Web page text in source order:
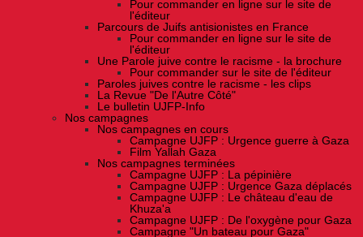
Pour commander en ligne sur le site de
l'éditeur
Parcours de Juifs antisionistes en France
Pour commander en ligne sur le site de
l'éditeur
Une Parole juive contre le racisme - la brochure
Pour commander sur le site de l'éditeur
Paroles juives contre le racisme - les clips
La Revue "De l'Autre Côté"
Le bulletin UJFP-Info
Nos campagnes
Nos campagnes en cours
Campagne UJFP : Urgence guerre à Gaza
Film Yallah Gaza
Nos campagnes terminées
Campagne UJFP : La pépinière
Campagne UJFP : Urgence Gaza déplacés
Campagne UJFP : Le château d'eau de
Khuza'a
Campagne UJFP : De l'oxygène pour Gaza
Campagne "Un bateau pour Gaza"